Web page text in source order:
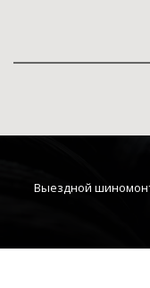
Выездной